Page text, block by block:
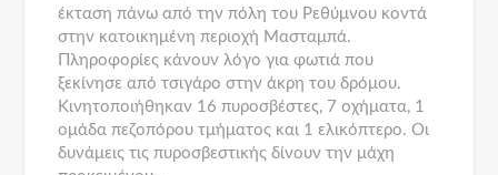
έκταση πάνω από την πόλη του Ρεθύμνου κοντά
στην κατοικημένη περιοχή Μασταμπά.
Πληροφορίες κάνουν λόγο για φωτιά που
ξεκίνησε από τσιγάρο στην άκρη του δρόμου.
Κινητοποιήθηκαν 16 πυροσβέστες, 7 οχήματα, 1
ομάδα πεζοπόρου τμήματος και 1 ελικόπτερο. Οι
δυνάμεις τις πυροσβεστικής δίνουν την μάχη